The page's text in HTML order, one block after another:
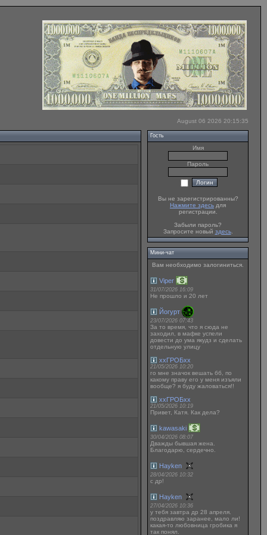
August 06 2026 20:15:35
Гость
Имя
Пароль
Вы не зарегистрированны?
Нажмите здесь для
регистрации.
Забыли пароль?
Запросите новый здесь.
Мини-чат
Вам необходимо залогиниться.
Viper
31/07/2026 16:09
Не прошло и 20 лет
Йогурт
23/07/2026 07:43
За то время, что я сюда не
заходил, в мафке успели
довести до ума якудз и сделать
отдельную улицу
ххГРОБхх
21/05/2026 10:20
го мне значок вешать бб, по
какому праву его у меня изъяли
вообще? я буду жаловаться!!
ххГРОБхх
21/05/2026 10:19
Привет, Катя. Как дела?
kawasaki
30/04/2026 08:07
Дважды бывшая жена.
Благодарю, сердечно.
Hayken
28/04/2026 10:32
с др!
Hayken
27/04/2026 10:36
у тебя завтра др 28 апреля.
поздравляю заранее, мало ли!
какая-то любовница гробика я
так понял.